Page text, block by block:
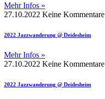
Mehr Infos »
27.10.2022 Keine Kommentare
2022 Jazzwanderung @ Deidesheim
Mehr Infos »
27.10.2022 Keine Kommentare
2022 Jazzwanderung @ Deidesheim